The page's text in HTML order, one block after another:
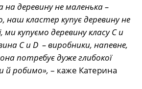
на деревину не маленька –
наш кластер купує деревину не
ми купуємо деревину класу С и
C и D – виробники, напевне,
потребує дуже глибокої
й робимо», – каже Катерина